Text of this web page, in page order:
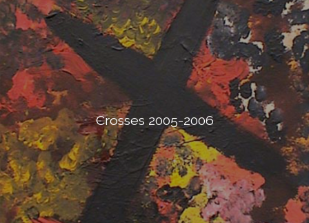
Crosses 2005-2006